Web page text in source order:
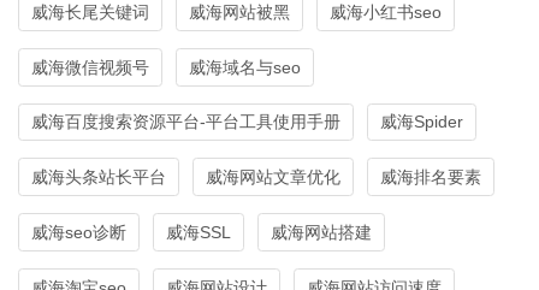
威海长尾关键词 威海网站被黑 威海小红书seo
威海微信视频号 威海域名与seo
威海百度搜索资源平台-平台工具使用手册 威海Spider
威海头条站长平台 威海网站文章优化 威海排名要素
威海seo诊断 威海SSL 威海网站搭建